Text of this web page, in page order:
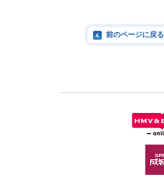
前のページに戻る